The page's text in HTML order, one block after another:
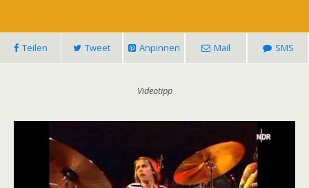
Teilen Tweet Anpinnen Mail SMS
Videotipp